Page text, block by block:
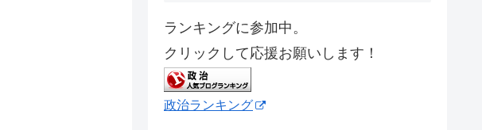
ランキングに参加中。
クリックして応援お願いします！
政治ランキング